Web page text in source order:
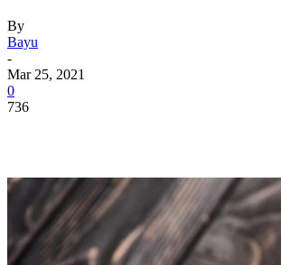
By
Bayu
-
Mar 25, 2021
0
736